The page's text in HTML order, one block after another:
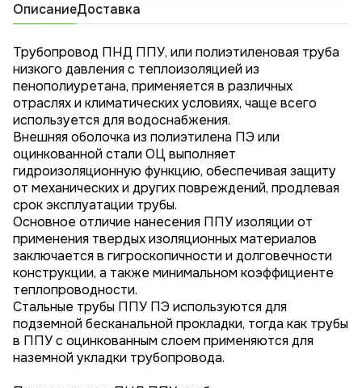
ОписаниеДоставка
Трубопровод ПНД ППУ, или полиэтиленовая труба
низкого давления с теплоизоляцией из
пенополиуретана, применяется в различных
отраслях и климатических условиях, чаще всего
используется для водоснабжения.
Внешняя оболочка из полиэтилена ПЭ или
оцинкованной стали ОЦ выполняет
гидроизоляционную функцию, обеспечивая защиту
от механических и других повреждений, продлевая
срок эксплуатации трубы.
Основное отличие нанесения ППУ изоляции от
применения твердых изоляционных материалов
заключается в гигроскопичности и долговечности
конструкции, а также минимальном коэффициенте
теплопроводности.
Стальные трубы ППУ ПЭ используются для
подземной бесканальной прокладки, тогда как трубы
в ППУ с оцинкованным слоем применяются для
наземной укладки трубопровода.